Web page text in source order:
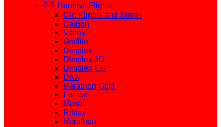
  Harrows Flights
Clic Flights and Stems
Carbon
Vortex
Graflite
Dimplex
Dimplex 3D
Dimplex CD
Diva
Marathon Gold
Fantail
Maxair
Ribtex
Marathon